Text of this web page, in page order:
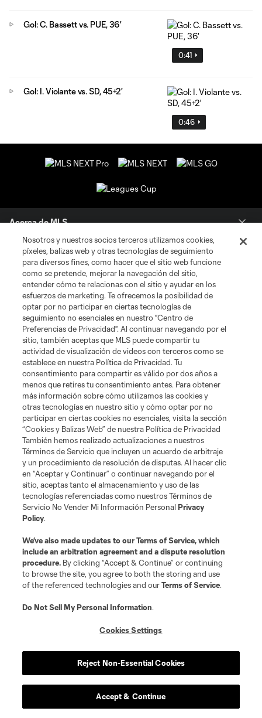
0:41
Gol: C. Bassett vs. PUE, 36'
0:46
Gol: I. Violante vs. SD, 45+2'
Acerca de MLS
Social
Tienda
Club Sites
Términos de servicio Política de privacidad
No vender mi información
Cookies Settings
©2026 MLS. El nombre y escudo de la Major League Soccer y MLS son
marcas registradas de League Soccer, L.L.C. (“MLS”). Los nombres y logos
de los equipos de la MLS están registrados y son marcas bajo ley común
de la MLS o son usadas con el permiso de sus propietarios. Uso
desautorizado está prohibido.
Nosotros y nuestros socios terceros utilizamos cookies,
píxeles, balizas web y otras tecnologías de seguimiento
para diversos fines, como hacer que el sitio web funcione
como se pretende, mejorar la navegación del sitio,
entender cómo te relacionas con el sitio y ayudar en los
esfuerzos de marketing. Te ofrecemos la posibilidad de
optar por no participar en ciertas tecnologías de
seguimiento no esenciales en nuestro "Centro de
Preferencias de Privacidad". Al continuar navegando por el
sitio, también aceptas que MLS puede compartir tu
actividad de visualización de videos con terceros como se
establece en nuestra Política de Privacidad. Tu
consentimiento para compartir es válido por dos años a
menos que retires tu consentimiento antes. Para obtener
más información sobre cómo utilizamos las cookies y
otras tecnologías en nuestro sitio y cómo optar por no
participar en ciertas cookies no esenciales, visita la sección
“Cookies y Balizas Web” de nuestra Política de Privacidad
También hemos realizado actualizaciones a nuestros
Términos de Servicio que incluyen un acuerdo de arbitraje
y un procedimiento de resolución de disputas. Al hacer clic
en “Aceptar y Continuar” o continuar navegando por el
sitio, aceptas tanto el almacenamiento y uso de las
tecnologías referenciadas como nuestros Términos de
Servicio No Vender Mi Información PersonalPrivacy
Policy.
We’ve also made updates to ourTerms of Service, which
include an arbitration agreement and a dispute resolution
procedure. By clicking “Accept & Continue” or continuing
to browse the site, you agree to both the storing and use
of the referenced technologies and ourTerms of Service.
Do Not Sell My Personal Information.
Cookies Settings
Reject Non-Essential Cookies
Accept & Continue